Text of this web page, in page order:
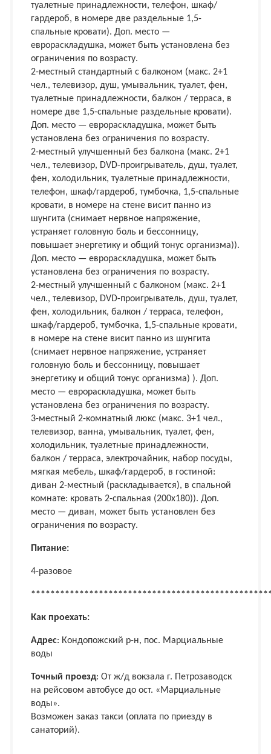
туалетные принадлежности, телефон, шкаф/
гардероб, в номере две раздельные 1,5-
спальные кровати). Доп. место —
еврораскладушка, может быть установлена без
ограничения по возрасту.
2-местный стандартный с балконом (макс. 2+1
чел., телевизор, душ, умывальник, туалет, фен,
туалетные принадлежности, балкон / терраса, в
номере две 1,5-спальные раздельные кровати).
Доп. место — еврораскладушка, может быть
установлена без ограничения по возрасту.
2-местный улучшенный без балкона (макс. 2+1
чел., телевизор, DVD-проигрыватель, душ, туалет,
фен, холодильник, туалетные принадлежности,
телефон, шкаф/гардероб, тумбочка, 1,5-спальные
кровати, в номере на стене висит панно из
шунгита (снимает нервное напряжение,
устраняет головную боль и бессонницу,
повышает энергетику и общий тонус организма)).
Доп. место — еврораскладушка, может быть
установлена без ограничения по возрасту.
2-местный улучшенный с балконом (макс. 2+1
чел., телевизор, DVD-проигрыватель, душ, туалет,
фен, холодильник, балкон / терраса, телефон,
шкаф/гардероб, тумбочка, 1,5-спальные кровати,
в номере на стене висит панно из шунгита
(снимает нервное напряжение, устраняет
головную боль и бессонницу, повышает
энергетику и общий тонус организма) ). Доп.
место — еврораскладушка, может быть
установлена без ограничения по возрасту.
3-местный 2-комнатный люкс (макс. 3+1 чел.,
телевизор, ванна, умывальник, туалет, фен,
холодильник, туалетные принадлежности,
балкон / терраса, электрочайник, набор посуды,
мягкая мебель, шкаф/гардероб, в гостиной:
диван 2-местный (раскладывается), в спальной
комнате: кровать 2-спальная (200х180)). Доп.
место — диван, может быть установлен без
ограничения по возрасту.
Питание:
4-разовое
Как проехать:
Адрес: Кондопожский р-н, пос. Марциальные
воды
Точный проезд: От ж/д вокзала г. Петрозаводск
на рейсовом автобусе до ост. «Марциальные
воды».
Возможен заказ такси (оплата по приезду в
санаторий).